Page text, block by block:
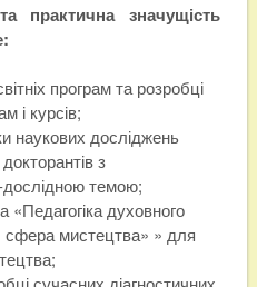
практична значущість
програм та розробці
і курсів;
наукових досліджень
докторантів з
темою;
«Педагогіка духовного
сфера мистецтва» » для